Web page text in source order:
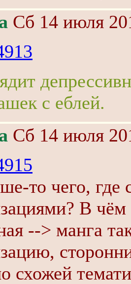
Сб 14 июля
с еблей.
Сб 14 июля
то чего, где
В
--> манга
схожей